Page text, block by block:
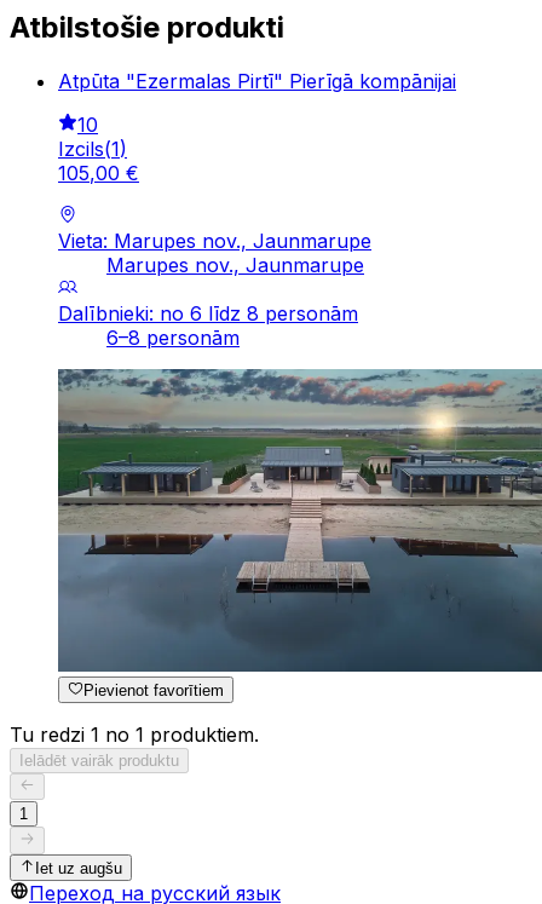
Atbilstošie produkti
Atpūta "Ezermalas Pirtī" Pierīgā kompānijai
10
Izcils(1)
105,00 €
Vieta: Marupes nov., Jaunmarupe
Marupes nov., Jaunmarupe
Dalībnieki: no 6 līdz 8 personām
6–8 personām
Pievienot favorītiem
Tu redzi 1 no 1 produktiem.
Ielādēt vairāk produktu
1
Iet uz augšu
Переход на русский язык